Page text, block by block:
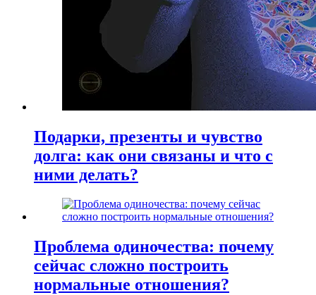
Подарки, презенты и чувство
долга: как они связаны и что с
ними делать?
Проблема одиночества: почему
сейчас сложно построить
нормальные отношения?